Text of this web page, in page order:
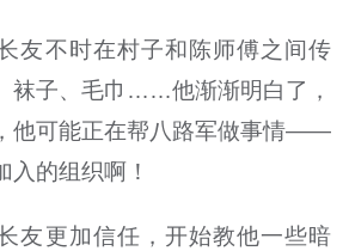
友不时在村子和陈师傅之间传
袜子、毛巾……他渐渐明白了，
他可能正在帮八路军做事情——
入的组织啊！
友更加信任，开始教他一些暗